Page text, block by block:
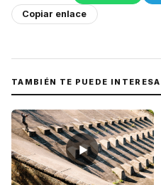
Copiar enlace
TAMBIÉN TE PUEDE
▶